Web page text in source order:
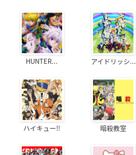
HUNTER... アイドリッシ...
ハイキュー!! 暗殺教室